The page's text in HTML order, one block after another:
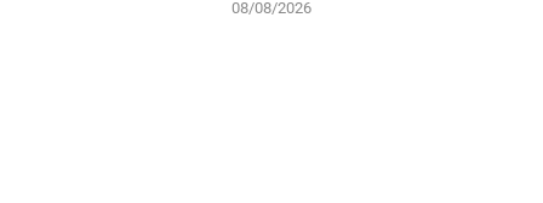
08/08/2026